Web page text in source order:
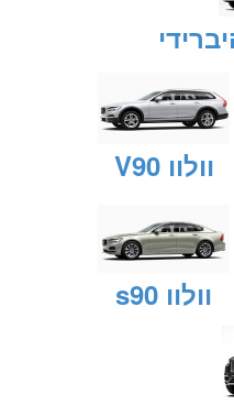
וולוו V90
וולוו s90